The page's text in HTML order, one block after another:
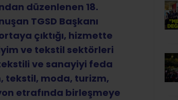
düzenlenen 18.
TGSD Başkanı
çıktığı, hizmette
ve tekstil sektörleri
ve sanayiyi feda
tekstil, moda, turizm,
etrafında birleşmeye